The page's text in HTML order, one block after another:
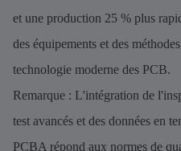
et une production 25 % plus
des équipements et des
technologie moderne des PCB.
Remarque : L'intégration de
test avancés et des données en
PCBA répond aux normes de